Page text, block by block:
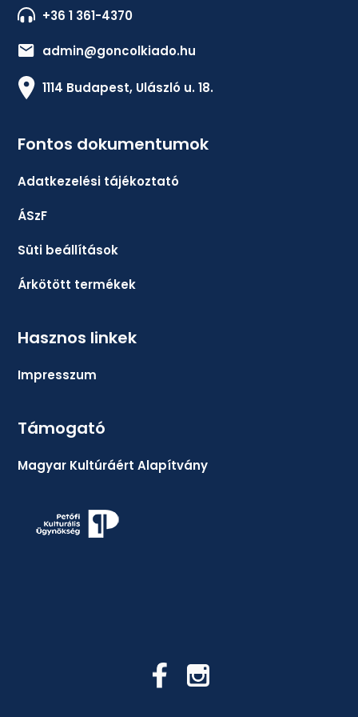
+36 1 361-4370
admin@goncolkiado.hu
1114 Budapest, Ulászló u. 18.
Fontos dokumentumok
Adatkezelési tájékoztató
ÁSzF
Süti beállítások
Árkötött termékek
Hasznos linkek
Impresszum
Támogató
Magyar Kultúráért Alapítvány